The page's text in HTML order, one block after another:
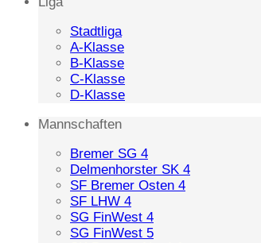
Stadtliga
A-Klasse
B-Klasse
C-Klasse
D-Klasse
Mannschaften
Bremer SG 4
Delmenhorster SK 4
SF Bremer Osten 4
SF LHW 4
SG FinWest 4
SG FinWest 5